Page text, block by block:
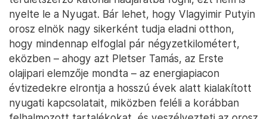
nyelte le a Nyugat. Bár lehet, hogy Vlagyimir Putyin
orosz elnök nagy sikerként tudja eladni otthon,
hogy mindennap elfoglal pár négyzetkilométert,
eközben – ahogy azt Pletser Tamás, az Erste
olajipari elemzője mondta – az energiapiacon
évtizedekre elrontja a hosszú évek alatt kialakított
nyugati kapcsolatait, miközben feléli a korábban